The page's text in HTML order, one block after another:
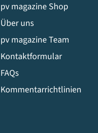
pv magazine Shop
Über uns
pv magazine Team
Kontaktformular
FAQs
Kommentarrichtlinien